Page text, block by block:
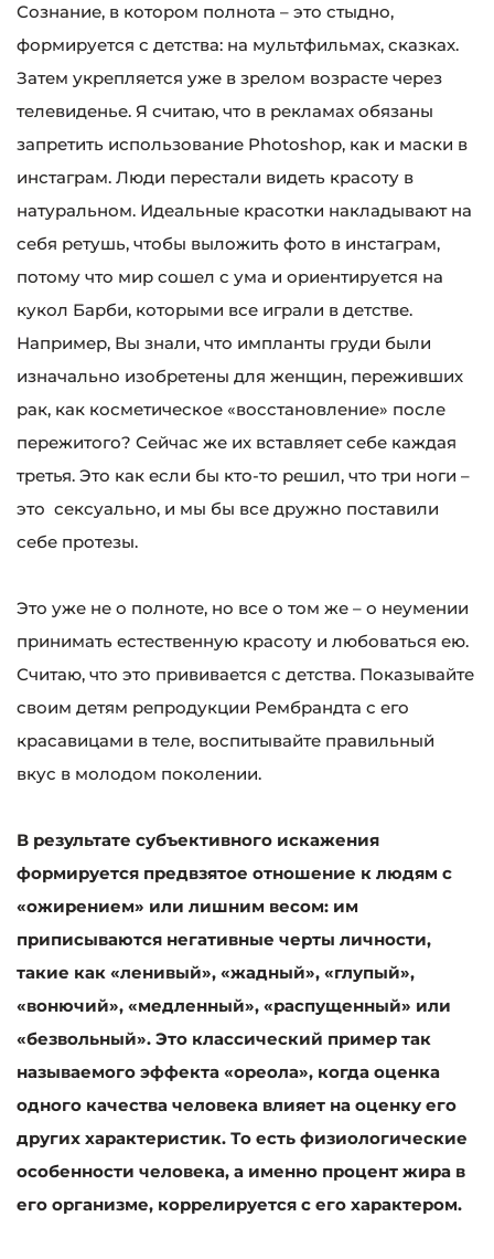
Сознание, в котором полнота – это стыдно,
формируется с детства: на мультфильмах, сказках.
Затем укрепляется уже в зрелом возрасте через
телевиденье. Я считаю, что в рекламах обязаны
запретить использование Photoshop, как и маски в
инстаграм. Люди перестали видеть красоту в
натуральном. Идеальные красотки накладывают на
себя ретушь, чтобы выложить фото в инстаграм,
потому что мир сошел с ума и ориентируется на
кукол Барби, которыми все играли в детстве.
Например, Вы знали, что импланты груди были
изначально изобретены для женщин, переживших
рак, как косметическое «восстановление» после
пережитого? Сейчас же их вставляет себе каждая
третья. Это как если бы кто-то решил, что три ноги –
это сексуально, и мы бы все дружно поставили
себе протезы.
Это уже не о полноте, но все о том же – о неумении
принимать естественную красоту и любоваться ею.
Считаю, что это прививается с детства. Показывайте
своим детям репродукции Рембрандта с его
красавицами в теле, воспитывайте правильный
вкус в молодом поколении.
В результате субъективного искажения
формируется предвзятое отношение к людям с
«ожирением» или лишним весом: им
приписываются негативные черты личности,
такие как «ленивый», «жадный», «глупый»,
«вонючий», «медленный», «распущенный» или
«безвольный». Это классический пример так
называемого эффекта «ореола», когда оценка
одного качества человека влияет на оценку его
других характеристик. То есть физиологические
особенности человека, а именно процент жира в
его организме, коррелируется с его характером.